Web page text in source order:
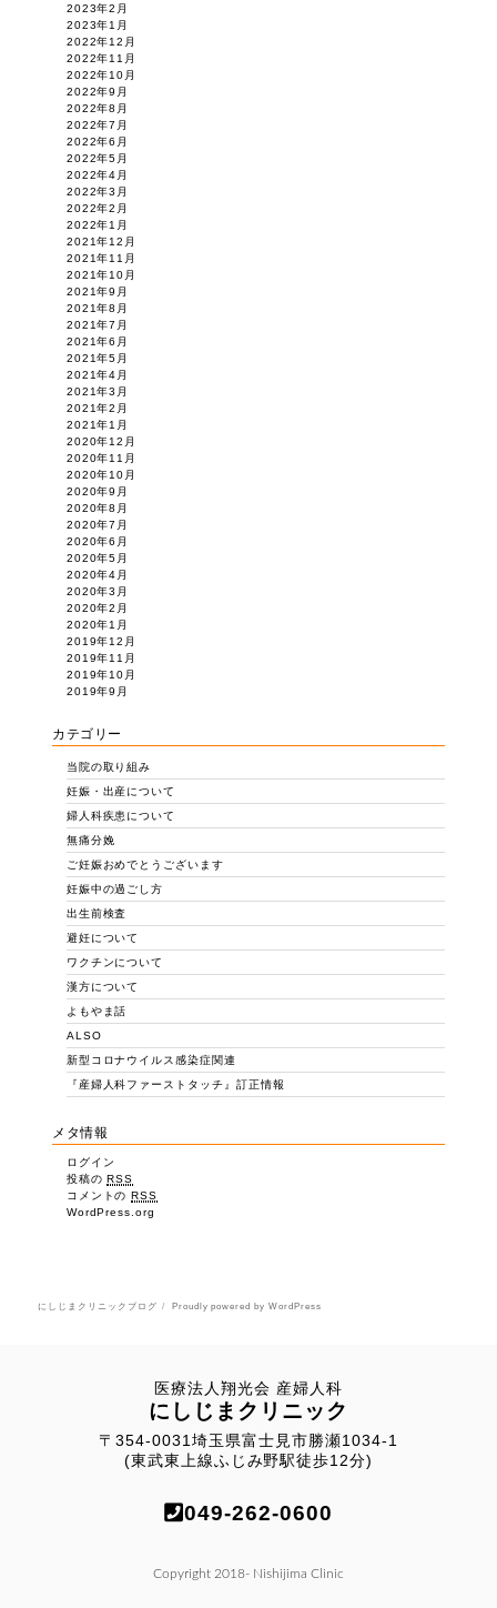
2023年2月
2023年1月
2022年12月
2022年11月
2022年10月
2022年9月
2022年8月
2022年7月
2022年6月
2022年5月
2022年4月
2022年3月
2022年2月
2022年1月
2021年12月
2021年11月
2021年10月
2021年9月
2021年8月
2021年7月
2021年6月
2021年5月
2021年4月
2021年3月
2021年2月
2021年1月
2020年12月
2020年11月
2020年10月
2020年9月
2020年8月
2020年7月
2020年6月
2020年5月
2020年4月
2020年3月
2020年2月
2020年1月
2019年12月
2019年11月
2019年10月
2019年9月
カテゴリー
当院の取り組み
妊娠・出産について
婦人科疾患について
無痛分娩
ご妊娠おめでとうございます
妊娠中の過ごし方
出生前検査
避妊について
ワクチンについて
漢方について
よもやま話
ALSO
新型コロナウイルス感染症関連
『産婦人科ファーストタッチ』訂正情報
メタ情報
ログイン
投稿のRSS
コメントのRSS
WordPress.org
にしじまクリニックブログ Proudly powered by WordPress
医療法人翔光会 産婦人科
にしじまクリニック
〒354-0031埼玉県富士見市勝瀬1034-1
(東武東上線ふじみ野駅徒歩12分)
049-262-0600
Copyright 2018- Nishijima Clinic